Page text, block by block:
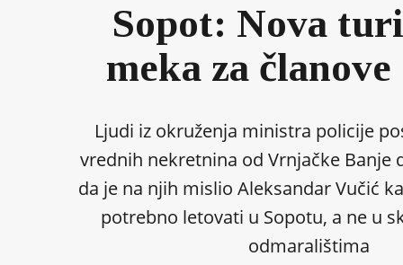
Sopot: Nova
meka za članove
Ljudi iz okruženja ministra policije
vrednih nekretnina od Vrnjačke Banje
da je na njih mislio Aleksandar Vučić
potrebno letovati u Sopotu, a ne u
odmaralištima